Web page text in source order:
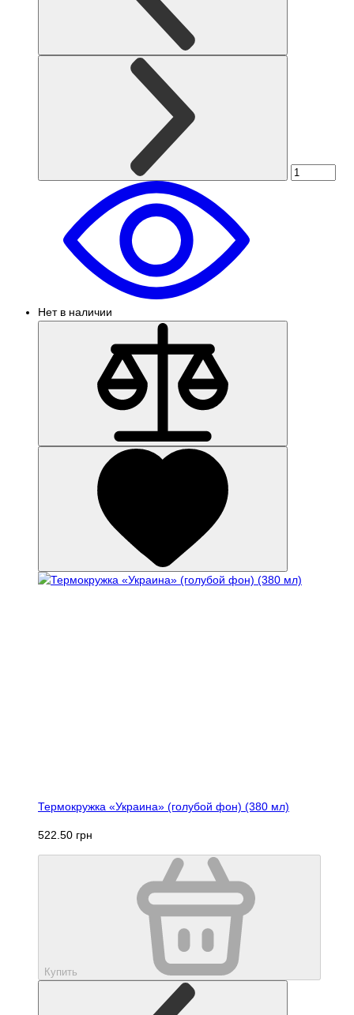
Нет в наличии
Термокружка «Украина» (голубой фон) (380 мл)
522.50 грн
Купить